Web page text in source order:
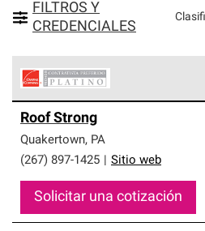
FILTROS Y
CREDENCIALES
Corning constituyen el nivel
exclusiva y cumplen con
profesionalismo, confiabilidad y
Solo ellos pueden ofrecer
sistemas de techos.
Roof Strong
Quakertown, PA
(267) 897-1425
Sitio web
Solicitar una cotización